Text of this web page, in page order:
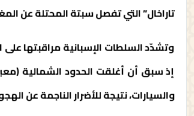
تاراخال” التي تفصل سبتة المحتلة عن
وتشدّد السلطات الإسبانية مراقبتها
إذ سبق أن أغلقت الحدود الشمالية
والسيارات، نتيجة للأضرار الناجمة عن